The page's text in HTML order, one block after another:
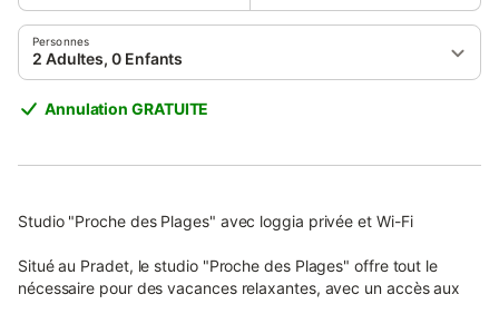
Personnes
2 Adultes, 0 Enfants
Annulation GRATUITE
Studio "Proche des Plages" avec loggia privée et Wi-Fi
Situé au Pradet, le studio "Proche des Plages" offre tout le
nécessaire pour des vacances relaxantes, avec un accès aux